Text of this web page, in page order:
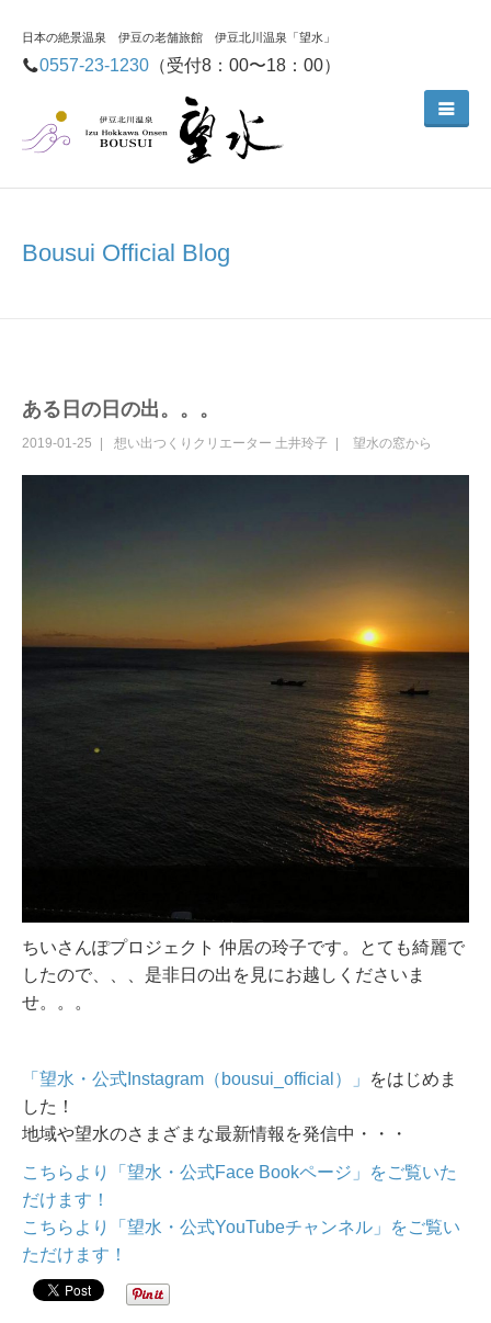
日本の絶景温泉 伊豆の老舗旅館 伊豆北川温泉「望水」
0557-23-1230 （受付8：00〜18：00）
Bousui Official Blog
ある日の日の出。。。
2019-01-25 想い出つくりクリエーター 土井玲子 望水の窓から
ちいさんぽプロジェクト 仲居の玲子です。とても綺麗で
したので、、、是非日の出を見にお越しくださいま
せ。。。
「望水・公式Instagram（bousui_official）」
をはじめま
した！
地域や望水のさまざまな最新情報を発信中・・・
こちらより「望水・公式Face Bookページ」をご覧いた
だけます！
こちらより「望水・公式YouTubeチャンネル」をご覧い
ただけます！